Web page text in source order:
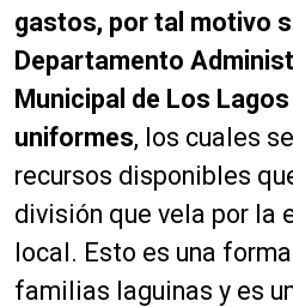
gastos, por tal motivo
Departamento
Municipal de Los
uniformes, los cuales
recursos disponibles
división que vela por la
local. Esto es una
familias laguinas y es